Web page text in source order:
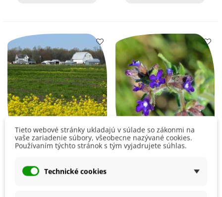
Barbarea verna -
Anchusa officinalis -
Tieto webové stránky ukladajú v súlade so zákonmi na
vaše zariadenie súbory, všeobecne nazývané cookies.
Používaním týchto stránok s tým vyjadrujete súhlas.
Technické cookies